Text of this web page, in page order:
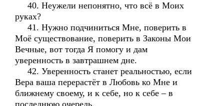
40. Неужели непонятно, что всё в Моих
руках?
41. Нужно подчиниться Мне, поверить в
Моё существование, поверить в Законы Мои
Вечные, вот тогда Я помогу и дам
уверенность в завтрашнем дне.
42. Уверенность станет реальностью, если
Вера ваша перерастёт в Любовь ко Мне и
ближнему своему, и к себе, но к себе – в
последнюю очередь.